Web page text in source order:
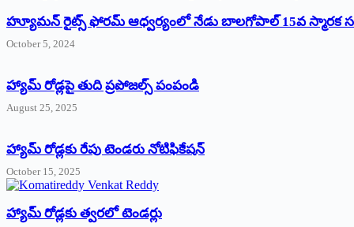
హ్యూమన్‌ రైట్స్‌ ఫోరమ్‌ ఆధ్వర్యంలో నేడు బాలగోపాల్‌ 15వ స్మారక
October 5, 2024
హ్యామ్‌ రోడ్లపై తుది ప్రపోజల్స్‌ పంపండి
August 25, 2025
హ్యామ్‌ రోడ్లకు రేపు టెండరు నోటిఫికేషన్‌
October 15, 2025
హ్యామ్‌ రోడ్లకు త్వరలో టెండర్లు